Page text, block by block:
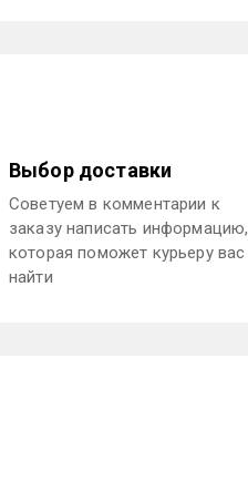
Выбор доставки
Советуем в комментарии к
заказу написать информацию,
которая поможет курьеру вас
найти